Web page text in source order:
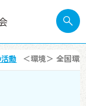
動 ＜環境＞ 全国環